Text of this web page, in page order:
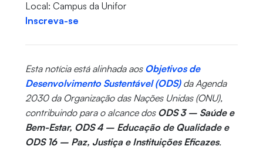
Local: Campus da Unifor
Inscreva-se
Esta notícia está alinhada aos Objetivos de
Desenvolvimento Sustentável (ODS) da Agenda
2030 da Organização das Nações Unidas (ONU),
contribuindo para o alcance dos ODS 3 – Saúde e
Bem-Estar, ODS 4 – Educação de Qualidade e
ODS 16 – Paz, Justiça e Instituições Eficazes.